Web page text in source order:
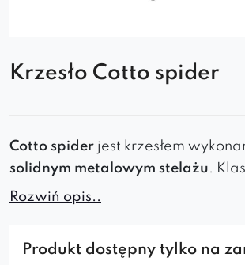
Krzesło Cotto spider
Cotto spider jest krzesłem
solidnym metalowym stelażu.
elegancji nadaje mu
miejscu styku z gładkim
Rozwiń opis..
Produkt dostępny tylko na